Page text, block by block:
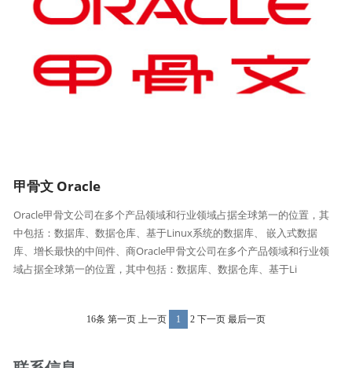
甲骨文 Oracle
Oracle甲骨文公司在多个产品领域和行业领域占据全球第一的位置，其
中包括：数据库、数据仓库、基于Linux系统的数据库、 嵌入式数据
库、增长最快的中间件、商Oracle甲骨文公司在多个产品领域和行业领
域占据全球第一的位置，其中包括：数据库、数据仓库、基于Li
16条 第一页 上一页 1 2 下一页 最后一页